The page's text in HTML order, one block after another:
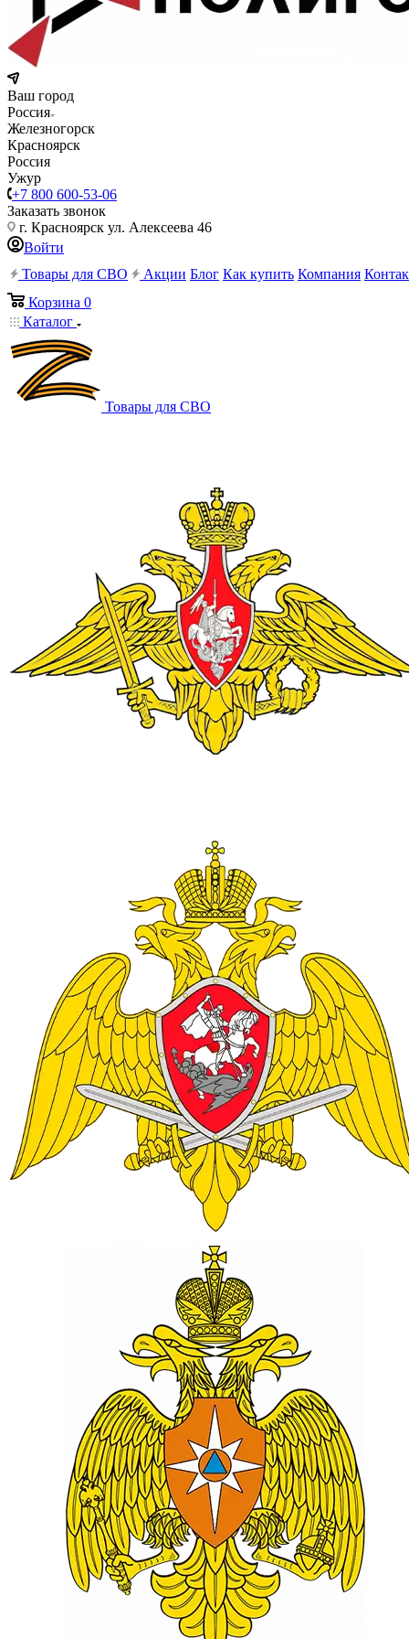
Ваш город
Россия
Железногорск
Красноярск
Россия
Ужур
+7 800 600-53-06
Заказать звонок
г. Красноярск ул. Алексеева 46
Войти
Товары для СВО
Акции Блог Как купить Компания
Корзина 0
Каталог
Товары для СВО